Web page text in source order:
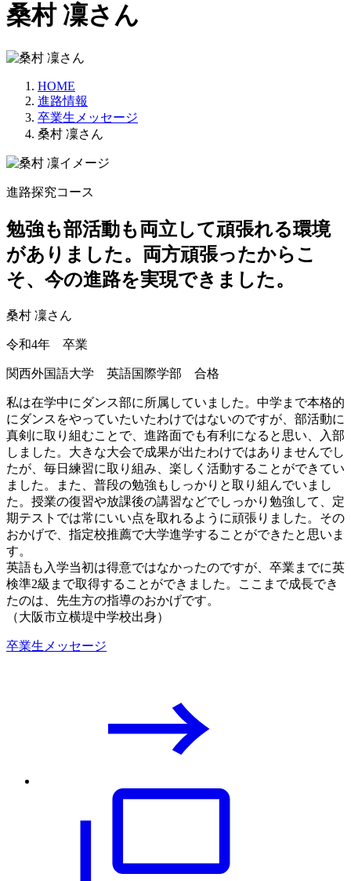
桑村 凜さん
HOME
進路情報
卒業生メッセージ
桑村 凜さん
進路探究コース
勉強も部活動も両立して頑張れる環境
がありました。両方頑張ったからこ
そ、今の進路を実現できました。
桑村 凜さん
令和4年 卒業
関西外国語大学 英語国際学部 合格
私は在学中にダンス部に所属していました。中学まで本格的
にダンスをやっていたいたわけではないのですが、部活動に
真剣に取り組むことで、進路面でも有利になると思い、入部
しました。大きな大会で成果が出たわけではありませんでし
たが、毎日練習に取り組み、楽しく活動することができてい
ました。また、普段の勉強もしっかりと取り組んでいまし
た。授業の復習や放課後の講習などでしっかり勉強して、定
期テストでは常にいい点を取れるように頑張りました。その
おかげで、指定校推薦で大学進学することができたと思いま
す。
英語も入学当初は得意ではなかったのですが、卒業までに英
検準2級まで取得することができました。ここまで成長でき
たのは、先生方の指導のおかげです。
（大阪市立横堤中学校出身）
卒業生メッセージ